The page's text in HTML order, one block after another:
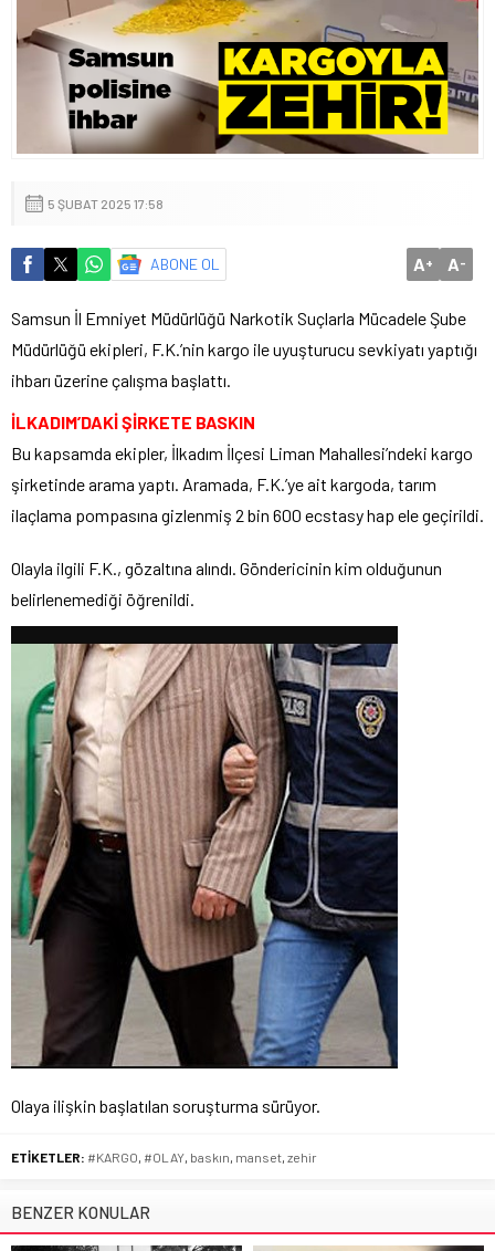
5 ŞUBAT 2025 17:58
ABONE OL A+ A-
Samsun İl Emniyet Müdürlüğü Narkotik Suçlarla Mücadele Şube
Müdürlüğü ekipleri, F.K.’nin kargo ile uyuşturucu sevkiyatı yaptığı
ihbarı üzerine çalışma başlattı.
İLKADIM’DAKİ ŞİRKETE BASKIN
Bu kapsamda ekipler, İlkadım İlçesi Liman Mahallesi’ndeki kargo
şirketinde arama yaptı. Aramada, F.K.’ye ait kargoda, tarım
ilaçlama pompasına gizlenmiş 2 bin 600 ecstasy hap ele geçirildi.
Olayla ilgili F.K., gözaltına alındı. Göndericinin kim olduğunun
belirlenemediği öğrenildi.
Olaya ilişkin başlatılan soruşturma sürüyor.
ETİKETLER: #KARGO #OLAY baskın manset zehir
BENZER KONULAR